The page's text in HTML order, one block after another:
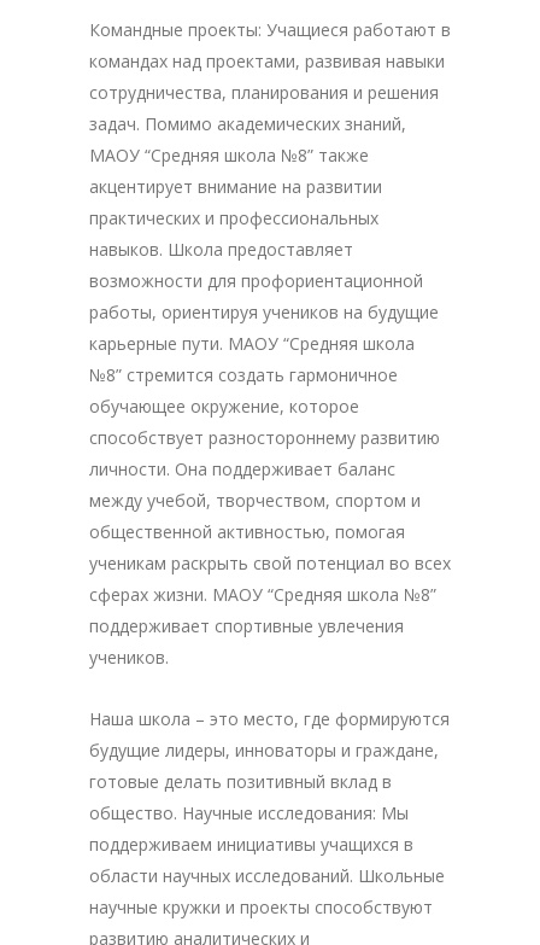
Командные проекты: Учащиеся работают в
командах над проектами, развивая навыки
сотрудничества, планирования и решения
задач. Помимо академических знаний,
МАОУ “Средняя школа №8” также
акцентирует внимание на развитии
практических и профессиональных
навыков. Школа предоставляет
возможности для профориентационной
работы, ориентируя учеников на будущие
карьерные пути. МАОУ “Средняя школа
№8” стремится создать гармоничное
обучающее окружение, которое
способствует разностороннему развитию
личности. Она поддерживает баланс
между учебой, творчеством, спортом и
общественной активностью, помогая
ученикам раскрыть свой потенциал во всех
сферах жизни. МАОУ “Средняя школа №8”
поддерживает спортивные увлечения
учеников.
Наша школа – это место, где формируются
будущие лидеры, инноваторы и граждане,
готовые делать позитивный вклад в
общество. Научные исследования: Мы
поддерживаем инициативы учащихся в
области научных исследований. Школьные
научные кружки и проекты способствуют
развитию аналитических и